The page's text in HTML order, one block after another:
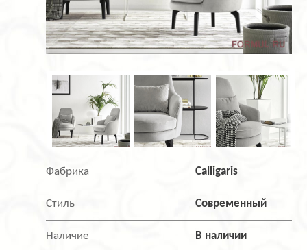
Фабрика Calligaris
Стиль Современный
Наличие В наличии